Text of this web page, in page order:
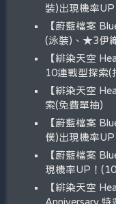
裝)出現機率
【蔚藍檔案
(泳裝)、★3伊
【緋染天空
10連戰型探索(
【緋染天空
索(免費單抽)
【蔚藍檔案
僕)出現機率
【蔚藍檔案
現機率UP！
【緋染天空
Anniversary 特